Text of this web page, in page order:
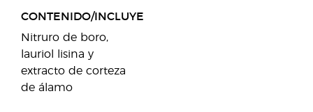
CONTENIDO/INCLUYE
Nitruro de boro,
lauriol lisina y
extracto de corteza
de álamo